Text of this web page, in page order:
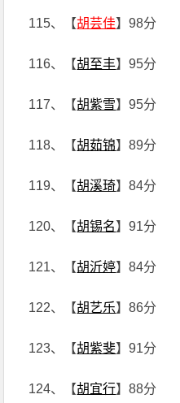
115、【胡芸佳】98分
116、【胡至丰】95分
117、【胡紫雪】95分
118、【胡茹锦】89分
119、【胡溪琦】84分
120、【胡锡名】91分
121、【胡沂婷】84分
122、【胡艺乐】86分
123、【胡紫斐】91分
124、【胡宜行】88分